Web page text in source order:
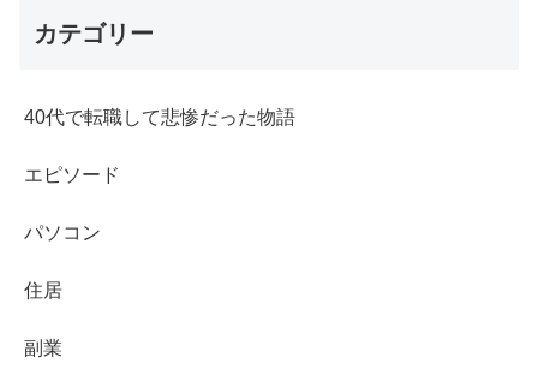
カテゴリー
40代で転職して悲惨だった物語
エピソード
パソコン
住居
副業